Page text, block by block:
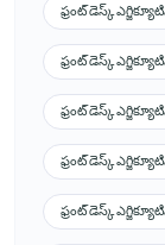
ఫ్రంట్ డెస్క్
ఫ్రంట్ డెస్క్
ఫ్రంట్ డెస్క్
ఫ్రంట్ డెస్క్
ఫ్రంట్ డెస్క్